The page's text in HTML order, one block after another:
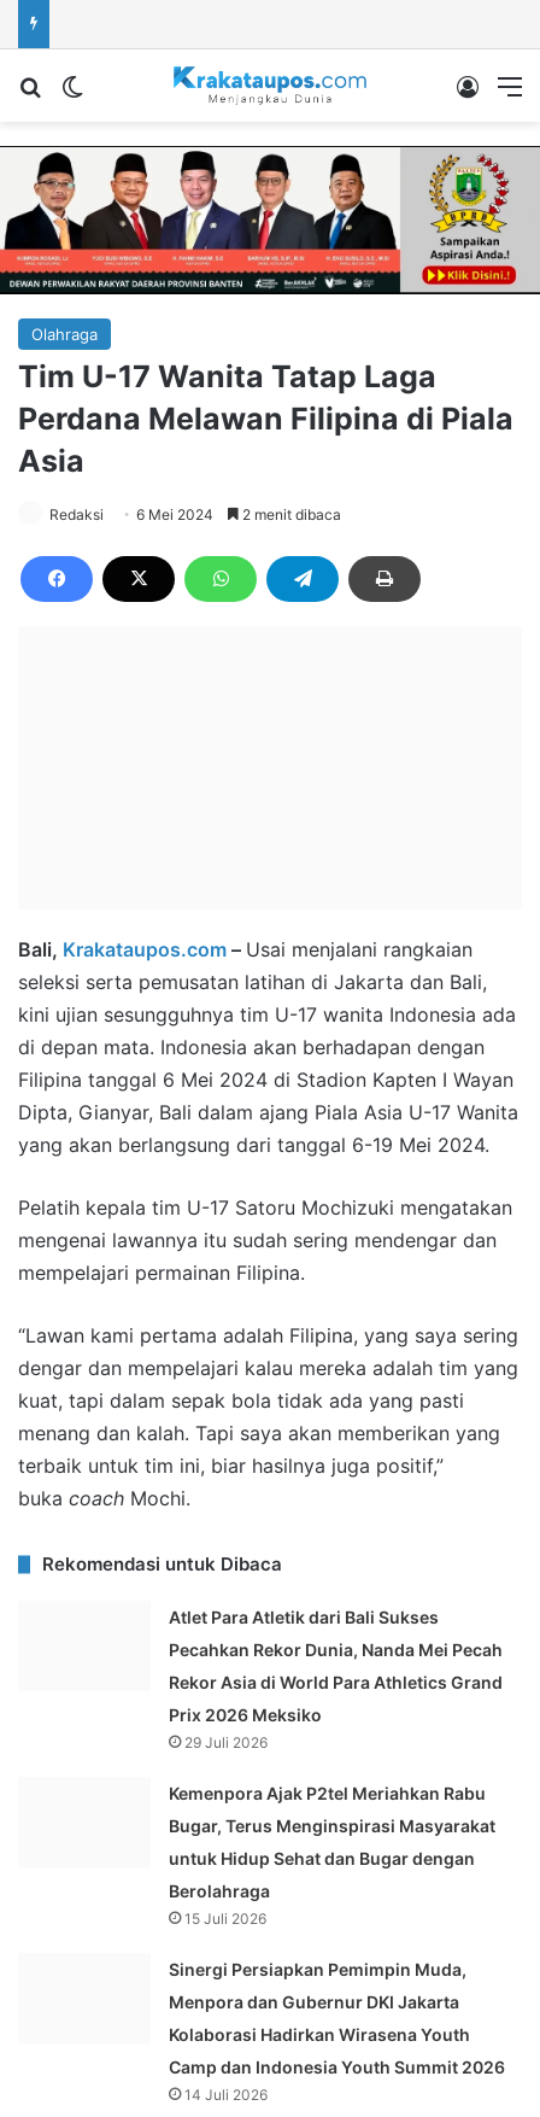
Cari berita...Switch skin Log In
Olahraga
Tim U-17 Wanita Tatap Laga
Perdana Melawan Filipina di Piala
Asia
Redaksi 6 Mei 2024 2 menit dibaca
Bali, Krakataupos.com – Usai menjalani rangkaian
seleksi serta pemusatan latihan di Jakarta dan Bali,
kini ujian sesungguhnya tim U-17 wanita Indonesia ada
di depan mata. Indonesia akan berhadapan dengan
Filipina tanggal 6 Mei 2024 di Stadion Kapten I Wayan
Dipta, Gianyar, Bali dalam ajang Piala Asia U-17 Wanita
yang akan berlangsung dari tanggal 6-19 Mei 2024.
Pelatih kepala tim U-17 Satoru Mochizuki mengatakan
mengenai lawannya itu sudah sering mendengar dan
mempelajari permainan Filipina.
“Lawan kami pertama adalah Filipina, yang saya sering
dengar dan mempelajari kalau mereka adalah tim yang
kuat, tapi dalam sepak bola tidak ada yang pasti
menang dan kalah. Tapi saya akan memberikan yang
terbaik untuk tim ini, biar hasilnya juga positif,”
buka coach Mochi.
Rekomendasi untuk Dibaca
Atlet Para Atletik dari Bali Sukses
Pecahkan Rekor Dunia, Nanda Mei Pecah
Rekor Asia di World Para Athletics Grand
Prix 2026 Meksiko
29 Juli 2026
Kemenpora Ajak P2tel Meriahkan Rabu
Bugar, Terus Menginspirasi Masyarakat
untuk Hidup Sehat dan Bugar dengan
Berolahraga
15 Juli 2026
Sinergi Persiapkan Pemimpin Muda,
Menpora dan Gubernur DKI Jakarta
Kolaborasi Hadirkan Wirasena Youth
Camp dan Indonesia Youth Summit 2026
14 Juli 2026